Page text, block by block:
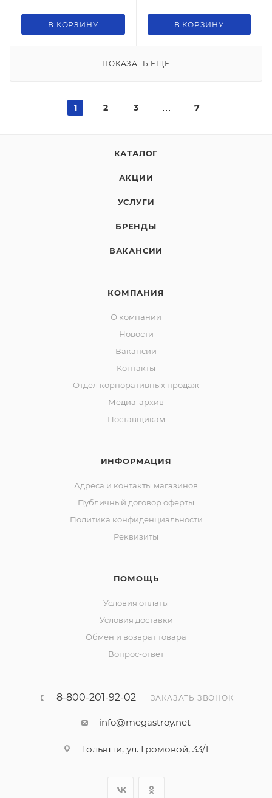
В КОРЗИНУ В КОРЗИНУ
ПОКАЗАТЬ ЕЩЕ
1 2 3 7
КАТАЛОГ
АКЦИИ
УСЛУГИ
БРЕНДЫ
ВАКАНСИИ
КОМПАНИЯ
О компании
Новости
Вакансии
Контакты
Отдел корпоративных продаж
Медиа-архив
Поставщикам
ИНФОРМАЦИЯ
Адреса и контакты магазинов
Публичный договор оферты
Политика конфиденциальности
Реквизиты
ПОМОЩЬ
Условия оплаты
Условия доставки
Обмен и возврат товара
Вопрос-ответ
8-800-201-92-02 ЗАКАЗАТЬ ЗВОНОК
info@megastroy.net
Тольятти, ул. Громовой, 33/1